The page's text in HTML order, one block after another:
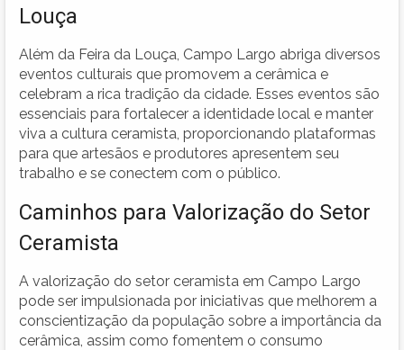
Louça
Além da Feira da Louça, Campo Largo abriga diversos
eventos culturais que promovem a cerâmica e
celebram a rica tradição da cidade. Esses eventos são
essenciais para fortalecer a identidade local e manter
viva a cultura ceramista, proporcionando plataformas
para que artesãos e produtores apresentem seu
trabalho e se conectem com o público.
Caminhos para Valorização do Setor
Ceramista
A valorização do setor ceramista em Campo Largo
pode ser impulsionada por iniciativas que melhorem a
conscientização da população sobre a importância da
cerâmica, assim como fomentem o consumo